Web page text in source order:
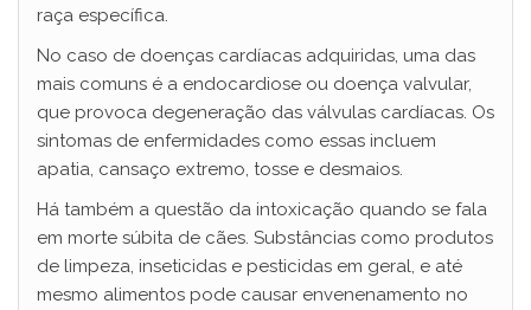
raça específica.
No caso de doenças cardíacas adquiridas, uma das
mais comuns é a endocardiose ou doença valvular,
que provoca degeneração das válvulas cardíacas. Os
sintomas de enfermidades como essas incluem
apatia, cansaço extremo, tosse e desmaios.
Há também a questão da intoxicação quando se fala
em morte súbita de cães. Substâncias como produtos
de limpeza, inseticidas e pesticidas em geral, e até
mesmo alimentos pode causar envenenamento no